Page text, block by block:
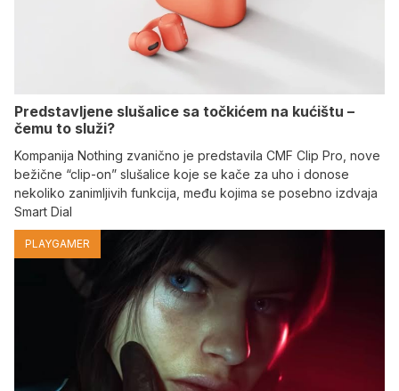
Predstavljene slušalice sa točkićem na kućištu –
čemu to služi?
Kompanija Nothing zvanično je predstavila CMF Clip Pro, nove
bežične “clip-on” slušalice koje se kače za uho i donose
nekoliko zanimljivih funkcija, među kojima se posebno izdvaja
Smart Dial
PLAYGAMER